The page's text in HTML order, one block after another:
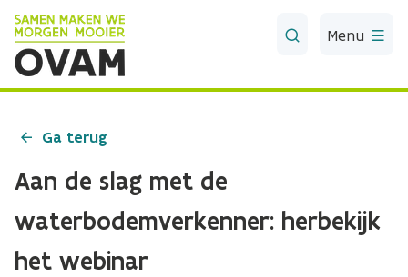
Skip to Main Content
Menu
Ga terug
Aan de slag met de
waterbodemverkenner: herbekijk
het webinar